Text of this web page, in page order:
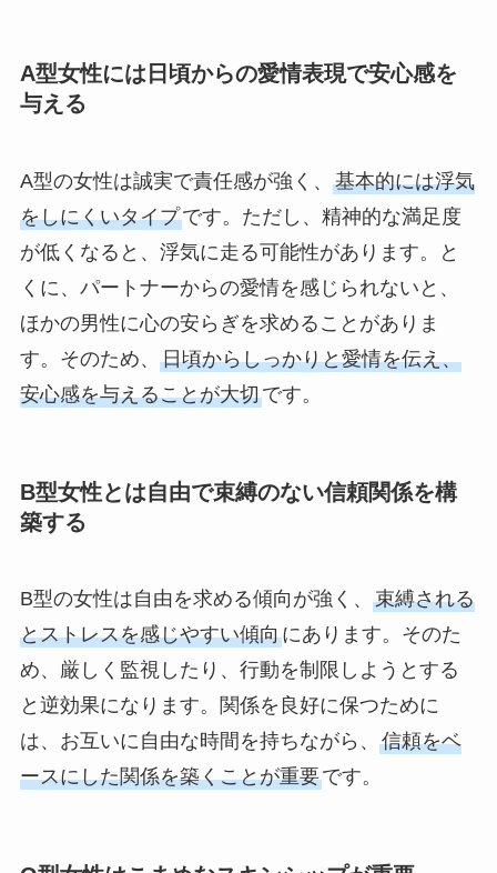
A型女性には日頃からの愛情表現で安心感を
与える
A型の女性は誠実で責任感が強く、 基本的には浮気
をしにくいタイプです。ただし、精神的な満足度
が低くなると、浮気に走る可能性があります。と
くに、パートナーからの愛情を感じられないと、
ほかの男性に心の安らぎを求めることがありま
す。そのため、 日頃からしっかりと愛情を伝え、
安心感を与えることが大切です。
B型女性とは自由で束縛のない信頼関係を構
築する
B型の女性は自由を求める傾向が強く、 束縛される
とストレスを感じやすい傾向にあります。そのた
め、厳しく監視したり、行動を制限しようとする
と逆効果になります。関係を良好に保つために
は、お互いに自由な時間を持ちながら、 信頼をベ
ースにした関係を築くことが重要です。